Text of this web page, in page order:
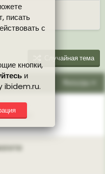
писать
с
кнопки,
и
ibidem.ru.
(оценок) на форуме
Случайная тема
Фильтры
собаки